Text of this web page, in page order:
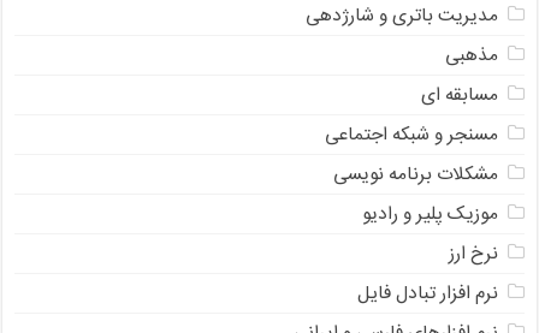
مدیریت باتری و شارژدهی
مذهبی
مسابقه ای
مسنجر و شبکه اجتماعی
مشکلات برنامه نویسی
موزیک پلیر و رادیو
نرخ ارز
ﻧﺮﻡ ﺍﻓﺰﺍﺭ ﺗﺒﺎﺩﻝ ﻓﺎﻳﻞ